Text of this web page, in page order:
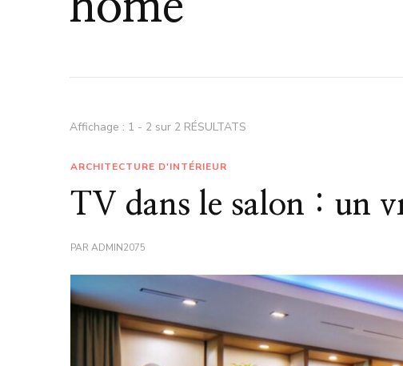
Affichage : 1 - 2 sur 2 RÉSULTATS
ARCHITECTURE D'INTÉRIEUR
TV dans le salon : un
PARADMIN2075